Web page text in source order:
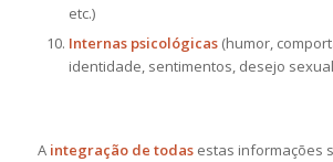
etc.)
Internas psicológicas(humor,
identidade, sentimentos, desejo
A integração de todasestas informações